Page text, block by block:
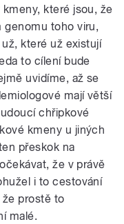
které jsou, že
genomu toho viru,
které už existují
to cílení bude
uvidíme, až se
mají větší
chřipkové
kmeny u jiných
přeskok na
že v právě
i to cestování
prostě to
malé.